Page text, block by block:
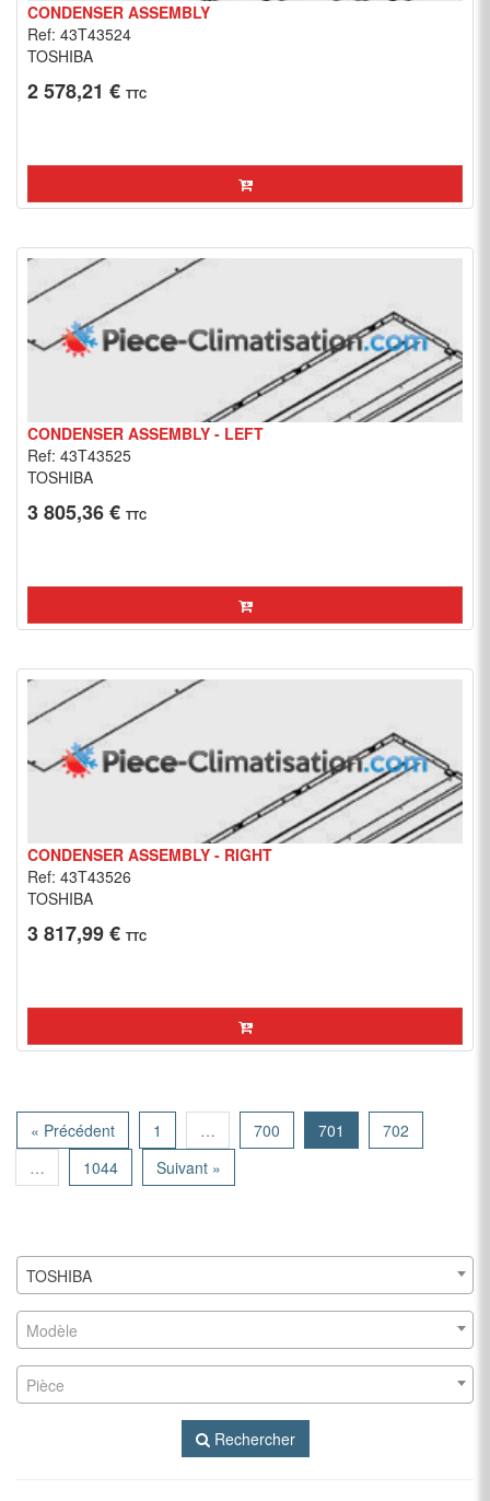
CONDENSER ASSEMBLY
Ref: 43T43524
TOSHIBA
2 578,21 € TTC
CONDENSER ASSEMBLY - LEFT
Ref: 43T43525
TOSHIBA
3 805,36 € TTC
CONDENSER ASSEMBLY - RIGHT
Ref: 43T43526
TOSHIBA
3 817,99 € TTC
« Précédent 1 … 700 701
702
…
1044 Suivant »
TOSHIBA
Modèle
Pièce
Rechercher